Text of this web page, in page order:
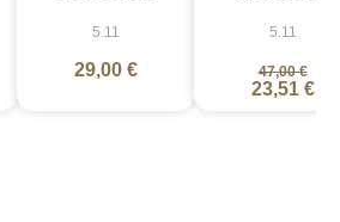
5.11
29,00 €
5.11
47,00 €
23,51 €